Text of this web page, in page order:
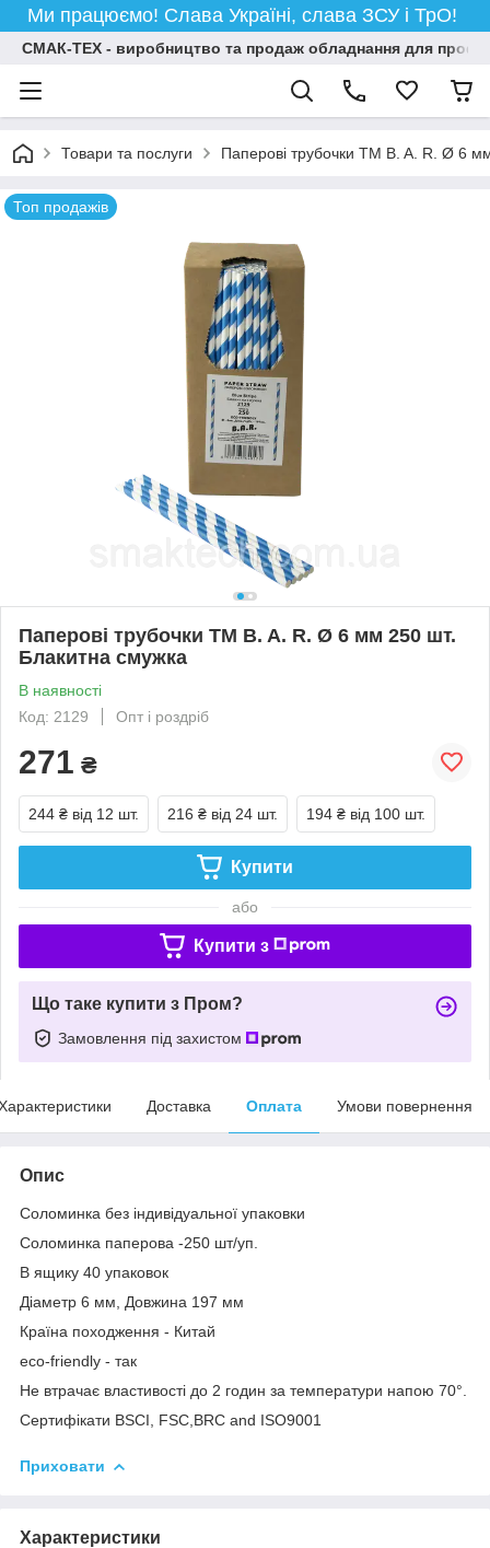
Ми працюємо! Слава Україні, слава ЗСУ і ТрО!
СМАК-ТЕХ - виробництво та продаж обладнання для
Товари та послуги Паперові трубочки TM B. A. R. Ø 6
Топ продажів
Паперові трубочки TM B. A. R. Ø 6 мм 250 шт.
Блакитна смужка
В наявності
Код: 2129
Опт і роздріб
271 ₴
244 ₴ від 12 шт. 216 ₴ від 24 шт. 194 ₴ від 100 шт.
Купити
або
Купити з
Що таке купити з Пром?
Замовлення під захистом
Доставка Оплата Умови повернення
Опис
Соломинка без індивідуальної упаковки
Соломинка паперова -250 шт/уп.
В ящику 40 упаковок
Діаметр 6 мм, Довжина 197 мм
Країна походження - Китай
eco-friendly - так
Не втрачає властивості до 2 годин за температури напою 70°.
Сертифікати BSCI, FSC,BRC and ISO9001
Приховати
Характеристики